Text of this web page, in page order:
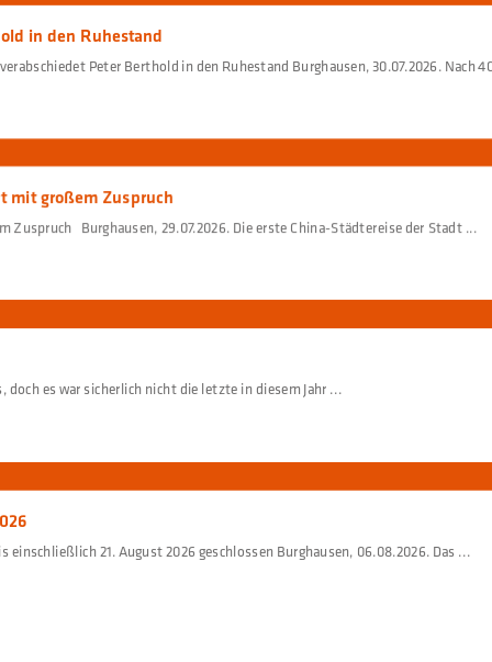
in den Ruhestand
Peter Berthold in den Ruhestand Burghausen, 30.07.2026. Nach
mit großem Zuspruch
Zuspruch Burghausen, 29.07.2026. Die erste China-Städtereise der Stadt ...
es war sicherlich nicht die letzte in diesem Jahr ...
21. August 2026 geschlossen Burghausen, 06.08.2026. Das ...